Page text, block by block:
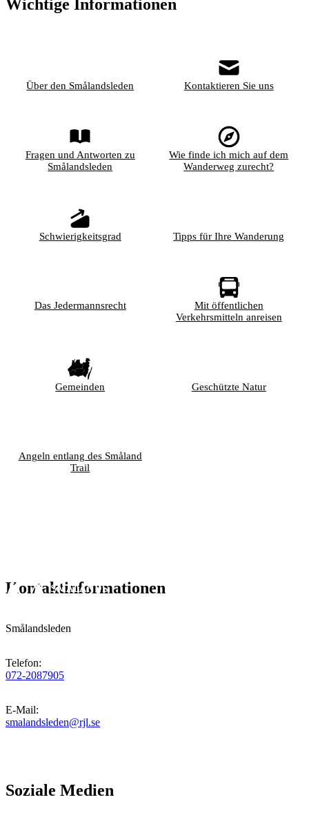
Wichtige Informationen
Über den Smålandsleden Kontaktieren Sie uns
Fragen und Antworten zu
Smålandsleden
Wie finde ich mich auf dem
Wanderweg zurecht?
Schwierigkeitsgrad Tipps für Ihre Wanderung
Das Jedermannsrecht
Mit öffentlichen
Verkehrsmitteln anreisen
Gemeinden Geschützte Natur
Angeln entlang des Småland
Trail
Kontaktinformationen
Smålandsleden
Telefon:
072-2087905
E-Mail:
smalandsleden@rjl.se
Soziale Medien